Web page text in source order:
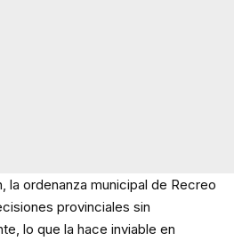
ordenanza municipal de Recreo
provinciales sin
lo que la hace inviable en